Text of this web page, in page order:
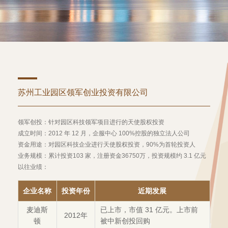
苏州工业园区领军创业投资有限公司
领军创投：针对园区科技领军项目进行的天使股权投资
成立时间：2012 年 12 月，企服中心 100%控股的独立法人公司
资金用途：对园区科技企业进行天使股权投资，90%为首轮投资人
业务规模：累计投资103 家，注册资金36750万，投资规模约 3.1 亿元
以往业绩：
企业名称 投资年份 近期发展
麦迪斯
顿
2012年
已上市，市值 31 亿元。上市前
被中新创投回购